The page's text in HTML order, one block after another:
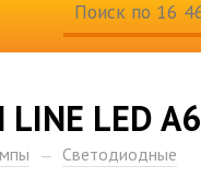
LINE LED
Светодиодные